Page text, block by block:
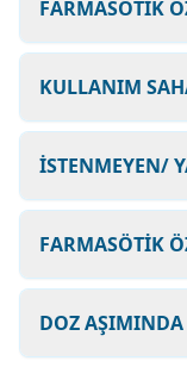
FARMASÖTİK
KULLANIM
İSTENMEYEN/
FARMASÖTİK
DOZ AŞIMINDA